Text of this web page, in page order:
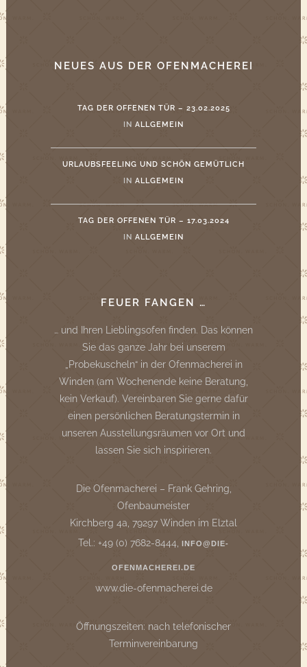
NEUES AUS DER OFENMACHEREI
TAG DER OFFENEN TÜR – 23.02.2025
IN ALLGEMEIN
URLAUBSFEELING UND SCHÖN GEMÜTLICH
IN ALLGEMEIN
TAG DER OFFENEN TÜR – 17.03.2024
IN ALLGEMEIN
FEUER FANGEN …
… und Ihren Lieblingsofen finden. Das können
Sie das ganze Jahr bei unserem
„Probekuscheln“ in der Ofenmacherei in
Winden (am Wochenende keine Beratung,
kein Verkauf). Vereinbaren Sie gerne dafür
einen persönlichen Beratungstermin in
unseren Ausstellungsräumen vor Ort und
lassen Sie sich inspirieren.
Die Ofenmacherei – Frank Gehring,
Ofenbaumeister
Kirchberg 4a, 79297 Winden im Elztal
Tel.: +49 (0) 7682-8444, INFO@DIE-
OFENMACHEREI.DE
www.die-ofenmacherei.de
Öffnungszeiten: nach telefonischer
Terminvereinbarung